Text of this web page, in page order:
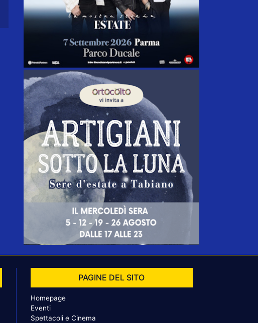
PAGINE DEL SITO
Homepage
Eventi
Spettacoli e Cinema